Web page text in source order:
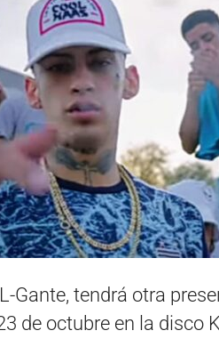
Gante, tendrá otra
de octubre en la disco